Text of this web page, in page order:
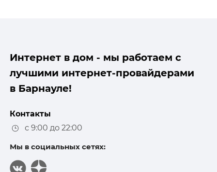
Интернет в дом - мы работаем с
лучшими интернет-провайдерами
в Барнауле!
Контакты
с 9:00 до 22:00
Мы в социальных сетях: